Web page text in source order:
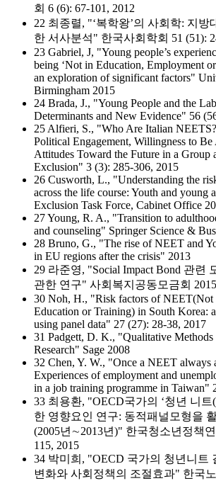
회 6 (6): 67-101, 2012
22 최종렬, "‘복학왕’의 사회학: 지방
한 서사분석" 한국사회학회 51 (51):
23 Gabriel, J, "Young people’s
being ‘Not in Education, Employment
an exploration of significant factors"
Birmingham 2015
24 Brada, J., "Young People and the
Determinants and New Evidence" 56
25 Alfieri, S., "Who Are Italian
Political Engagement, Willingness to Be
Attitudes Toward the Future in a Group
Exclusion" 3 (3): 285-306, 2015
26 Cusworth, L., "Understanding the
across the life course: Youth and young
Exclusion Task Force, Cabinet Office
27 Young, R. A., "Transition to
and counseling" Springer Science &
28 Bruno, G., "The rise of NEET and
in EU regions after the crisis" 2013
29 라준영, "Social Impact Bond 관련
관한 연구" 사회복지공동모금회 2015
30 Noh, H., "Risk factors of NEET(Not
Education or Training) in South Korea:
using panel data" 27 (27): 28-38, 2017
31 Padgett, D. K., "Qualitative
Research" Sage 2008
32 Chen, Y. W., "Once a NEET always
Experiences of employment and
in a job training programme in Taiwan"
33 최용환, "OECD국가의 ‘청년 니트
한 영향요인 연구: 동적패널모형을
(2005년∼2013년)" 한국청소년정책
115, 2015
34 박미희, "OECD 국가의 청년니트
변화와 사회정책의 조절효과" 한국